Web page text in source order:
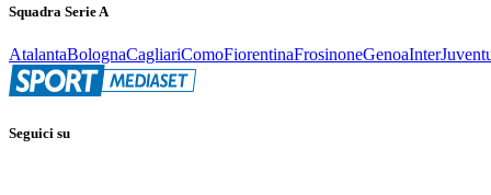
Squadra Serie A
AtalantaBolognaCagliariComoFiorentinaFrosinoneGenoaInter
Seguici su